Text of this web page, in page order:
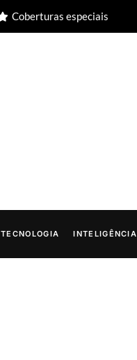
Coberturas especiais
TECNOLOGIA INTELIGÊNCIA